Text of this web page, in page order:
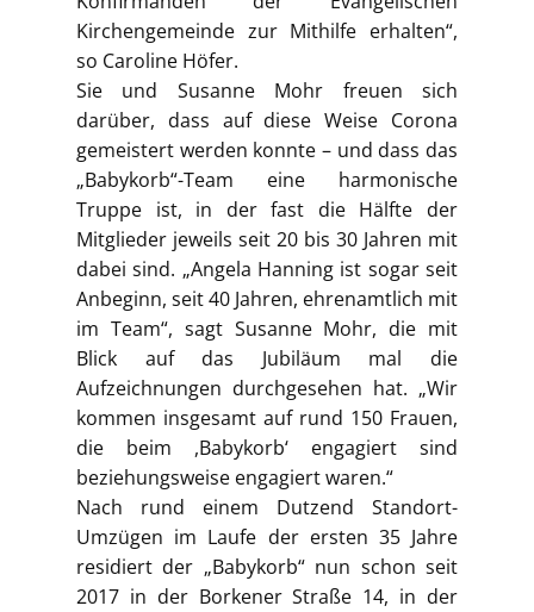
Kirchengemeinde zur Mithilfe erhalten“,
so Caroline Höfer.
Sie und Susanne Mohr freuen sich
darüber, dass auf diese Weise Corona
gemeistert werden konnte – und dass das
„Babykorb“-Team eine harmonische
Truppe ist, in der fast die Hälfte der
Mitglieder jeweils seit 20 bis 30 Jahren mit
dabei sind. „Angela Hanning ist sogar seit
Anbeginn, seit 40 Jahren, ehrenamtlich mit
im Team“, sagt Susanne Mohr, die mit
Blick auf das Jubiläum mal die
Aufzeichnungen durchgesehen hat. „Wir
kommen insgesamt auf rund 150 Frauen,
die beim ,Babykorb‘ engagiert sind
beziehungsweise engagiert waren.“
Nach rund einem Dutzend Standort-
Umzügen im Laufe der ersten 35 Jahre
residiert der „Babykorb“ nun schon seit
2017 in der Borkener Straße 14, in der